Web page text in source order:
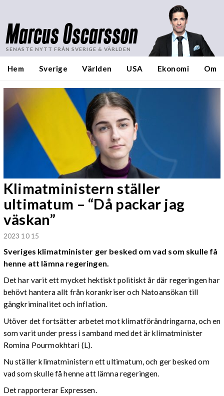
Marcus Oscarsson
SENASTE NYTT FRÅN SVERIGE & VÄRLDEN
Hem Sverige Världen USA Ekonomi Om
Klimatministern ställer
ultimatum – “Då packar jag
väskan”
2023 10 15
Sveriges klimatminister ger besked om vad som skulle få
henne att lämna regeringen.
Det har varit ett mycket hektiskt politiskt år där regeringen har
behövt hantera allt från korankriser och Natoansökan till
gängkriminalitet och inflation.
Utöver det fortsätter arbetet mot klimatförändringarna, och en
som varit under press i samband med det är klimatminister
Romina Pourmokhtari (L).
Nu ställer klimatministern ett ultimatum, och ger besked om
vad som skulle få henne att lämna regeringen.
Det rapporterar Expressen.